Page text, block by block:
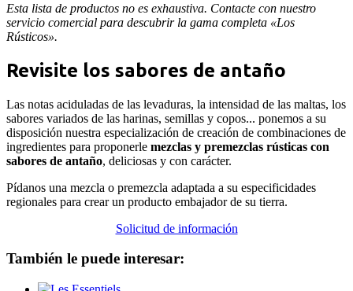
Esta lista de productos no es exhaustiva. Contacte con nuestro
servicio comercial para descubrir la gama completa «Los
Rústicos».
Revisite los sabores de antaño
Las notas aciduladas de las levaduras, la intensidad de las maltas, los
sabores variados de las harinas, semillas y copos... ponemos a su
disposición nuestra especialización de creación de combinaciones de
ingredientes para proponerle mezclas y premezclas rústicas con
sabores de antaño, deliciosas y con carácter.
Pídanos una mezcla o premezcla adaptada a su especificidades
regionales para crear un producto embajador de su tierra.
Solicitud de información
También le puede interesar: